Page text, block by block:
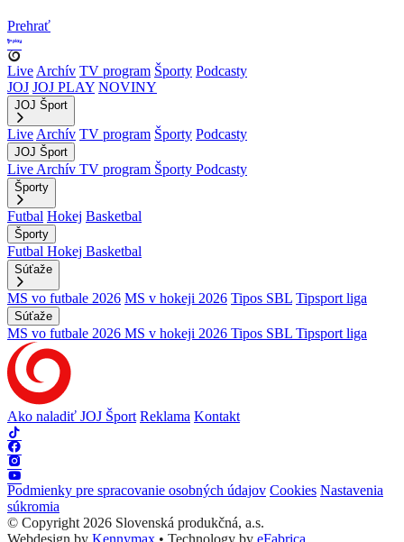
Prehrať
Live Archív TV program Športy Podcasty
JOJ JOJ PLAY NOVINY
JOJ Šport
Live Archív TV program Športy Podcasty
JOJ Šport
Live Archív TV program Športy Podcasty
Športy
Futbal Hokej Basketbal
Športy
Futbal Hokej Basketbal
Súťaže
MS vo futbale 2026 MS v hokeji 2026 Tipos SBL Tipsport liga
Súťaže
MS vo futbale 2026 MS v hokeji 2026 Tipos SBL Tipsport liga
Ako naladiť JOJ Šport Reklama Kontakt
Podmienky pre spracovanie osobných údajov Cookies Nastavenia
súkromia
© Copyright 2026 Slovenská produkčná, a.s.
Webdesign by Kennymax • Technology by eFabrica